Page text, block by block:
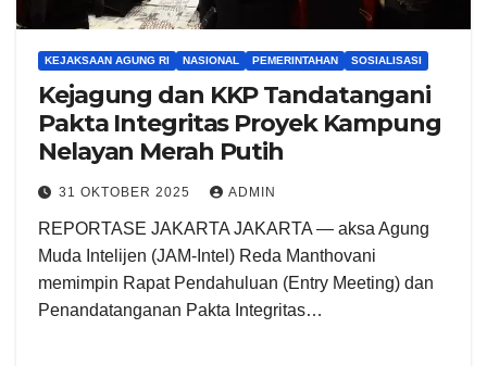
KEJAKSAAN AGUNG RI NASIONAL PEMERINTAHAN SOSIALISASI
Kejagung dan KKP Tandatangani
Pakta Integritas Proyek Kampung
Nelayan Merah Putih
31 OKTOBER 2025 ADMIN
REPORTASE JAKARTA JAKARTA — aksa Agung
Muda Intelijen (JAM-Intel) Reda Manthovani
memimpin Rapat Pendahuluan (Entry Meeting) dan
Penandatanganan Pakta Integritas…